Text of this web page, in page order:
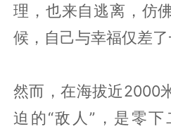
理，也来自逃离，仿
候，自己与幸福仅差
然而，在海拔近2000
迫的“敌人”，是零